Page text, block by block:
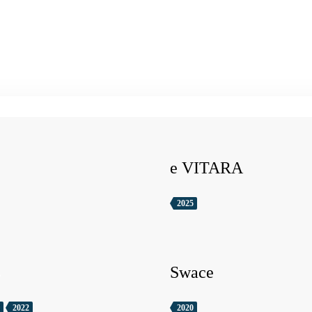
e VITARA
2025
2022
Swace
2020